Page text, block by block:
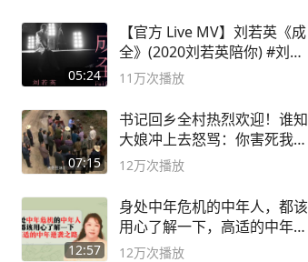
05:24
【官方 Live MV】刘若英《成
全》(2020刘若英陪你) #刘若
英 #成全
11万次播放
07:15
书记回乡全村热烈欢迎！谁知
大娘冲上去怒骂：你害死我儿
子
12万次播放
12:57
身处中年危机的中年人，都该
用心了解一下，高适的中年逆
袭之路
12万次播放